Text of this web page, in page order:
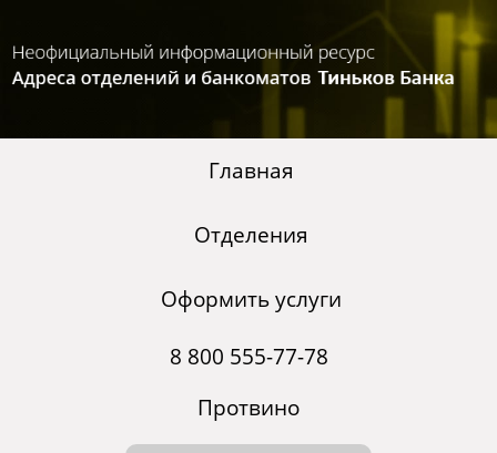
Главная
Отделения
Оформить услуги
8 800 555-77-78
Протвино